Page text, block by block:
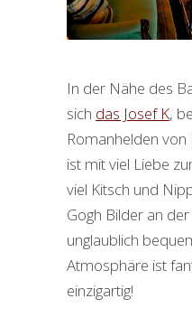
In der Nähe des
sich das Josef K,
Romanhelden von
ist mit viel Liebe
viel Kitsch und
Gogh Bilder an
unglaublich
Atmosphäre ist
einzigartig!